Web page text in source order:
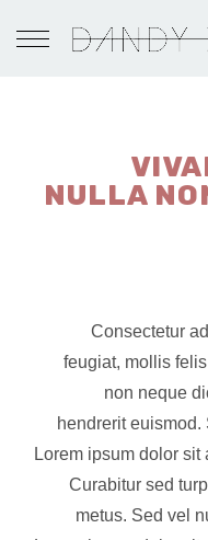
NULLA
Consectetur
feugiat, mollis
non neque
hendrerit
Lorem ipsum dolor
Curabitur sed
metus. Sed vel